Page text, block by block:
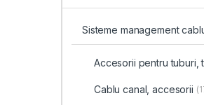
Sisteme management
Accesorii pentru tuburi,
Cablu canal, accesorii